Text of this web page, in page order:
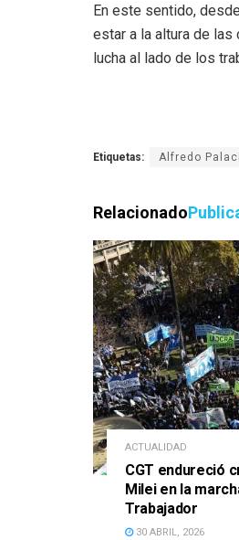
En este sentido,
estar a la altura de
lucha al lado de los
Etiquetas: Alfredo
Relacionado
ACTUALIDAD
CGT endureció
Milei en la
Trabajador
30 ABRIL, 2026